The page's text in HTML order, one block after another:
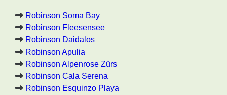
Robinson Soma Bay
Robinson Fleesensee
Robinson Daidalos
Robinson Apulia
Robinson Alpenrose Zürs
Robinson Cala Serena
Robinson Esquinzo Playa